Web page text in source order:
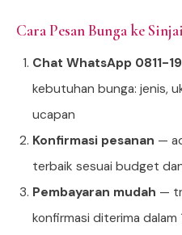
Cara Pesan Bunga ke
Chat WhatsApp 0811-
kebutuhan bunga: jenis,
ucapan
Konfirmasi pesanan —
terbaik sesuai budget
Pembayaran mudah —
konfirmasi diterima dalam